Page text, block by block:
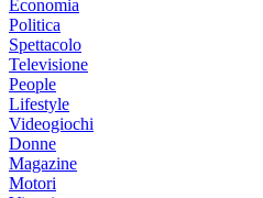
Economia
Politica
Spettacolo
Televisione
People
Lifestyle
Videogiochi
Donne
Magazine
Motori